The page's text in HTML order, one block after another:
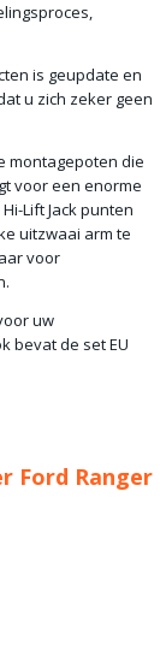
is geupdate en
u zich zeker geen
montagepoten die
voor een enorme
Lift Jack punten
uitzwaai arm te
voor
uw
bevat de set EU
Ford Ranger